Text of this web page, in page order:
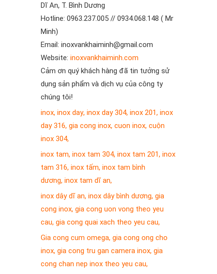
Dĩ An, T. Bình Dương
Hotline: 0963.237.005 // 0934.068.148 ( Mr
Minh)
Email: inoxvankhaiminh@gmail.com
Website: inoxvankhaiminh.com
Cảm ơn quý khách hàng đã tin tưởng sử
dụng sản phẩm và dịch vụ của công ty
chúng tôi!
inox, inox day, inox day 304, inox 201, inox
day 316, gia cong inox, cuon inox, cuộn
inox 304,
inox tam, inox tam 304, inox tam 201, inox
tam 316, inox tấm, inox tam bình
dương, inox tam dĩ an,
inox dây dĩ an, inox dây bình dương, gia
cong inox, gia cong uon vong theo yeu
cau, gia cong quai xach theo yeu cau,
Gia cong cum omega, gia cong ong cho
inox, gia cong tru gan camera inox, gia
cong chan nep inox theo yeu cau,